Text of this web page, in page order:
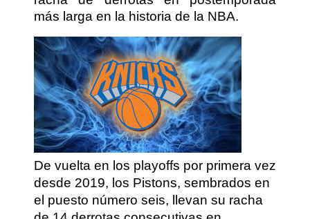
más larga en la historia de la NBA.
De vuelta en los playoffs por primera vez
desde 2019, los Pistons, sembrados en
el puesto número seis, llevan su racha